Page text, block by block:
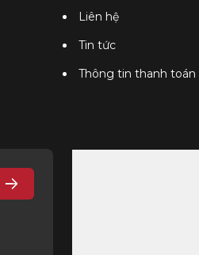
Liên hệ
Tin tức
Thông tin thanh toán